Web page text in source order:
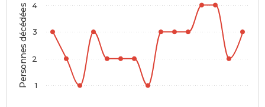
Personnes décédées 1
2
3
4